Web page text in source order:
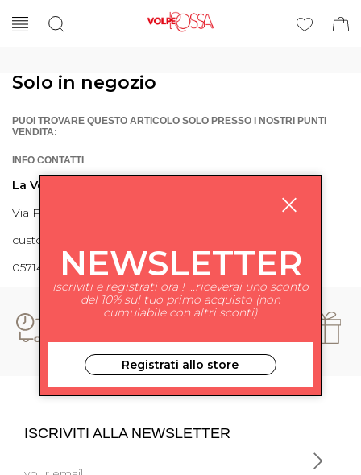
Solo in negozio
PUOI TROVARE QUESTO ARTICOLO SOLO PRESSO I NOSTRI PUNTI
VENDITA:
INFO CONTATTI
La Volpe Rossa
Via Piave 27 56024 Ponte a Egola
customercare@lavolperossa.it
0571498228
ISCRIVITI ALLA NEWSLETTER
NEWSLETTER
iscriviti e registrati ora ! ...riceverai uno sconto
del 10% sul tuo primo acquisto (non
cumulabile con altri sconti)
Registrati allo store